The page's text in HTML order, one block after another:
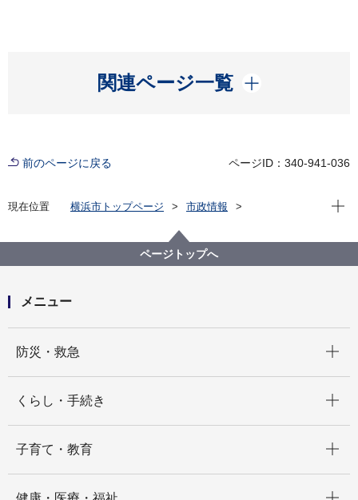
関連ページ一覧
開く
前のページに戻る ページID：340-941-036
現在位置 横浜市トップページ
市政情報
【記者発表】令和５年９月８日大雨警報（浸水害・土
砂災害）・洪水警報発表に伴う対応等について
現在
ページトップへ
メニュー
防災・救急
くらし・手続き
子育て・教育